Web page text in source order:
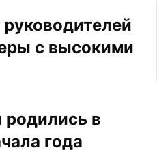
с высокими
в
года